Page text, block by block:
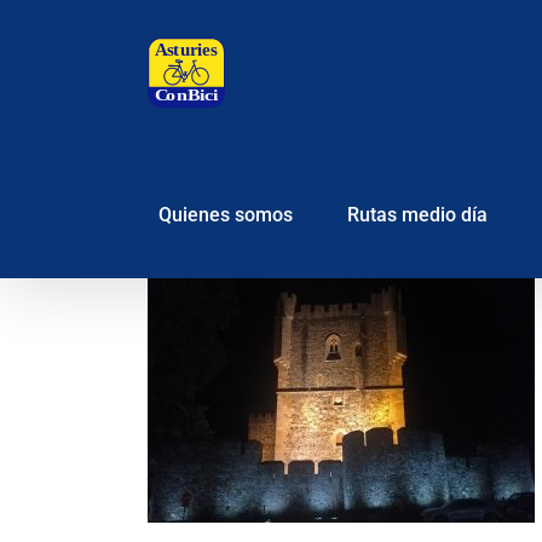
Quienes somos Rutas medio día